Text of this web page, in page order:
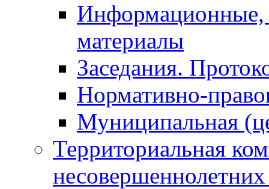
Информационные,
материалы
Заседания.
Нормативно-
Муниципальная
Территориальная